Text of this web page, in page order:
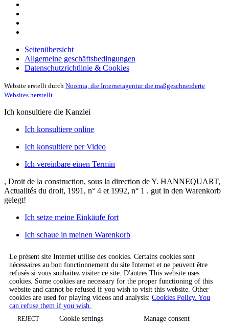
Seitenübersicht
Allgemeine geschäftsbedingungen
Datenschutzrichtlinie & Cookies
Website erstellt durch Noomia, die Internetagentur die maßgeschneiderte
Websites herstellt
Ich konsultiere die Kanzlei
Ich konsultiere online
Ich konsultiere per Video
Ich vereinbare einen Termin
, Droit de la construction, sous la direction de Y. HANNEQUART,
Actualités du droit, 1991, n° 4 et 1992, n° 1 . gut in den Warenkorb
gelegt!
Ich setze meine Einkäufe fort
Ich schaue in meinen Warenkorb
Le présent site Internet utilise des cookies. Certains cookies sont
nécessaires au bon fonctionnement du site Internet et ne peuvent être
refusés si vous souhaitez visiter ce site. D'autres This website uses
cookies. Some cookies are necessary for the proper functioning of this
website and cannot be refused if you wish to visit this website. Other
cookies are used for playing videos and analysis: Cookies Policy. You
can refuse them if you wish.
REJECT Cookie settings Manage consent